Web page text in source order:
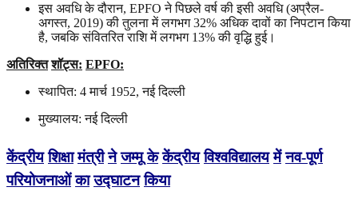
इस अवधि के दौरान, EPFO ने पिछले वर्ष की इसी अवधि (अप्रैल-
अगस्त, 2019) की तुलना में लगभग 32% अधिक दावों का निपटान किया
है, जबकि संवितरित राशि में लगभग 13% की वृद्धि हुई।
अतिरिक्त शॉट्स: EPFO:
स्थापित: 4 मार्च 1952, नई दिल्ली
मुख्यालय: नई दिल्ली
केंद्रीय शिक्षा मंत्री ने जम्मू के केंद्रीय विश्वविद्यालय में नव-पूर्ण
परियोजनाओं का उद्घाटन किया